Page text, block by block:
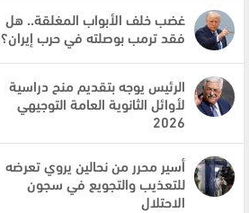
غضب خلف الأبواب المغلقة.. هل
فقد ترمب بوصلته في حرب إيران؟
الرئيس يوجه بتقديم منح دراسية
لأوائل الثانوية العامة التوجيهي
2026
أسير محرر من نحالين يروي تعرضه
للتعذيب والتجويع في سجون
الاحتلال